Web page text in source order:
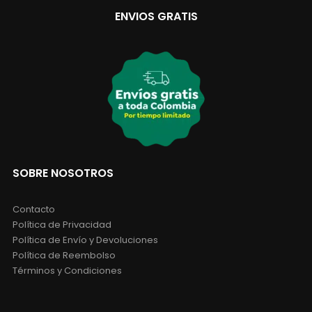
ENVIOS GRATIS
SOBRE NOSOTROS
Contacto
Política de Privacidad
Política de Envío y Devoluciones
Política de Reembolso
Términos y Condiciones